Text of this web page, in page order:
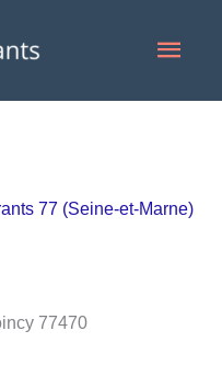
77 (Seine-et-Marne)
77470